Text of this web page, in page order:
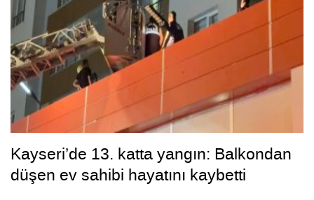
Kayseri’de 13. katta yangın: Balkondan
düşen ev sahibi hayatını kaybetti